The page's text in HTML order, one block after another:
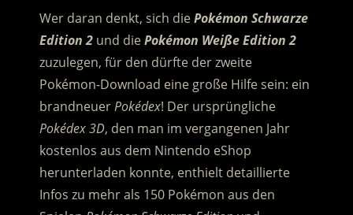
Wer daran denkt, sich diePokémon Schwarze
Edition 2und die Pokémon Weiße Edition 2
zuzulegen, für den dürfte der zweite
Pokémon-Download eine große Hilfe sein: ein
brandneuerPokédex! Der ursprüngliche
Pokédex 3D, den man im vergangenen Jahr
kostenlos aus dem Nintendo eShop
herunterladen konnte, enthielt detaillierte
Infos zu mehr als 150 Pokémon aus den